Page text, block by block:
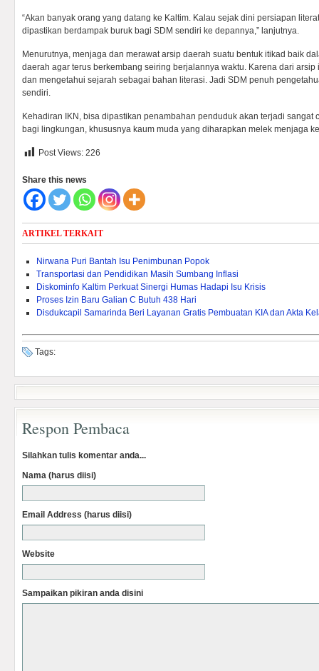
“Akan banyak orang yang datang ke Kaltim. Kalau sejak dini persiapan
dipastikan berdampak buruk bagi SDM sendiri ke depannya,” lanjutnya.
Menurutnya, menjaga dan merawat arsip daerah suatu bentuk itikad baik
daerah agar terus berkembang seiring berjalannya waktu. Karena dari
dan mengetahui sejarah sebagai bahan literasi. Jadi SDM penuh
sendiri.
Kehadiran IKN, bisa dipastikan penambahan penduduk akan terjadi sangat
bagi lingkungan, khususnya kaum muda yang diharapkan melek menjaga
Post Views: 226
Share this news
ARTIKEL TERKAIT
Nirwana Puri Bantah Isu Penimbunan Popok
Transportasi dan Pendidikan Masih Sumbang Inflasi
Diskominfo Kaltim Perkuat Sinergi Humas Hadapi Isu Krisis
Proses Izin Baru Galian C Butuh 438 Hari
Disdukcapil Samarinda Beri Layanan Gratis Pembuatan KIA dan Akta
Tags:
Respon Pembaca
Silahkan tulis komentar anda...
Nama (harus diisi)
Email Address (harus diisi)
Website
Sampaikan pikiran anda disini